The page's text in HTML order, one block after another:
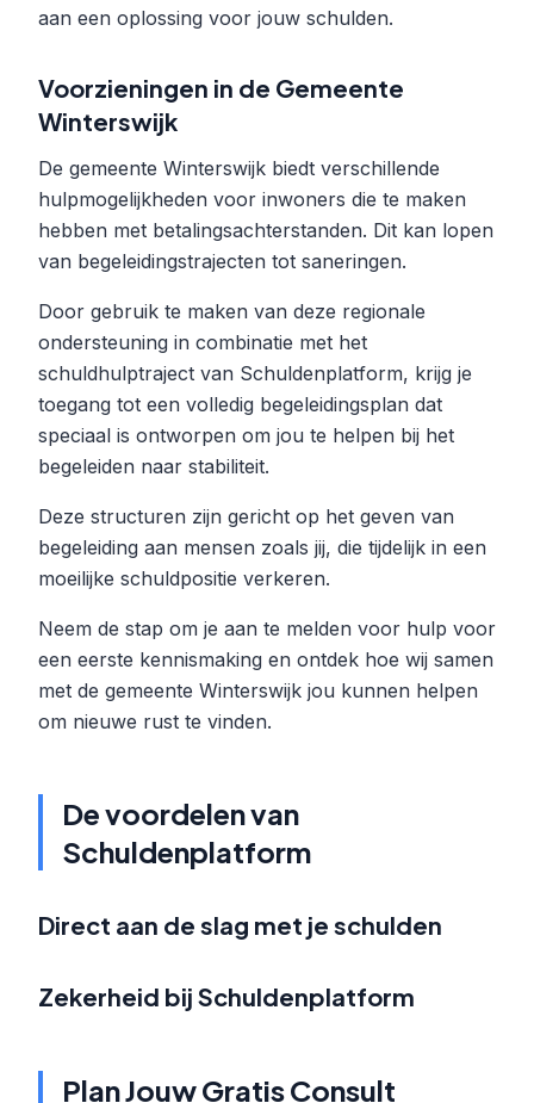
aan een oplossing voor jouw schulden.
Voorzieningen in de Gemeente
Winterswijk
De gemeente Winterswijk biedt verschillende
hulpmogelijkheden voor inwoners die te maken
hebben met betalingsachterstanden. Dit kan lopen
van begeleidingstrajecten tot saneringen.
Door gebruik te maken van deze regionale
ondersteuning in combinatie met het
schuldhulptraject van Schuldenplatform, krijg je
toegang tot een volledig begeleidingsplan dat
speciaal is ontworpen om jou te helpen bij het
begeleiden naar stabiliteit.
Deze structuren zijn gericht op het geven van
begeleiding aan mensen zoals jij, die tijdelijk in een
moeilijke schuldpositie verkeren.
Neem de stap om je aan te melden voor hulp voor
een eerste kennismaking en ontdek hoe wij samen
met de gemeente Winterswijk jou kunnen helpen
om nieuwe rust te vinden.
De voordelen van
Schuldenplatform
Direct aan de slag met je schulden
Zekerheid bij Schuldenplatform
Plan Jouw Gratis Consult